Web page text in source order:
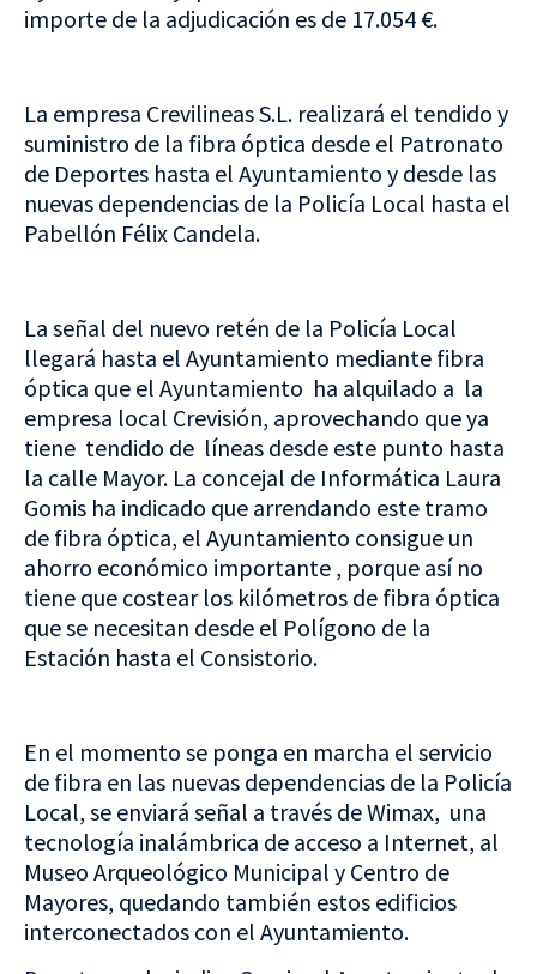
importe de la adjudicación es de 17.054 €.
La empresa Crevilineas S.L. realizará el tendido y
suministro de la fibra óptica desde el Patronato
de Deportes hasta el Ayuntamiento y desde las
nuevas dependencias de la Policía Local hasta el
Pabellón Félix Candela.
La señal del nuevo retén de la Policía Local
llegará hasta el Ayuntamiento mediante fibra
óptica que el Ayuntamiento ha alquilado a la
empresa local Crevisión, aprovechando que ya
tiene tendido de líneas desde este punto hasta
la calle Mayor. La concejal de Informática Laura
Gomis ha indicado que arrendando este tramo
de fibra óptica, el Ayuntamiento consigue un
ahorro económico importante , porque así no
tiene que costear los kilómetros de fibra óptica
que se necesitan desde el Polígono de la
Estación hasta el Consistorio.
En el momento se ponga en marcha el servicio
de fibra en las nuevas dependencias de la Policía
Local, se enviará señal a través de Wimax, una
tecnología inalámbrica de acceso a Internet, al
Museo Arqueológico Municipal y Centro de
Mayores, quedando también estos edificios
interconectados con el Ayuntamiento.